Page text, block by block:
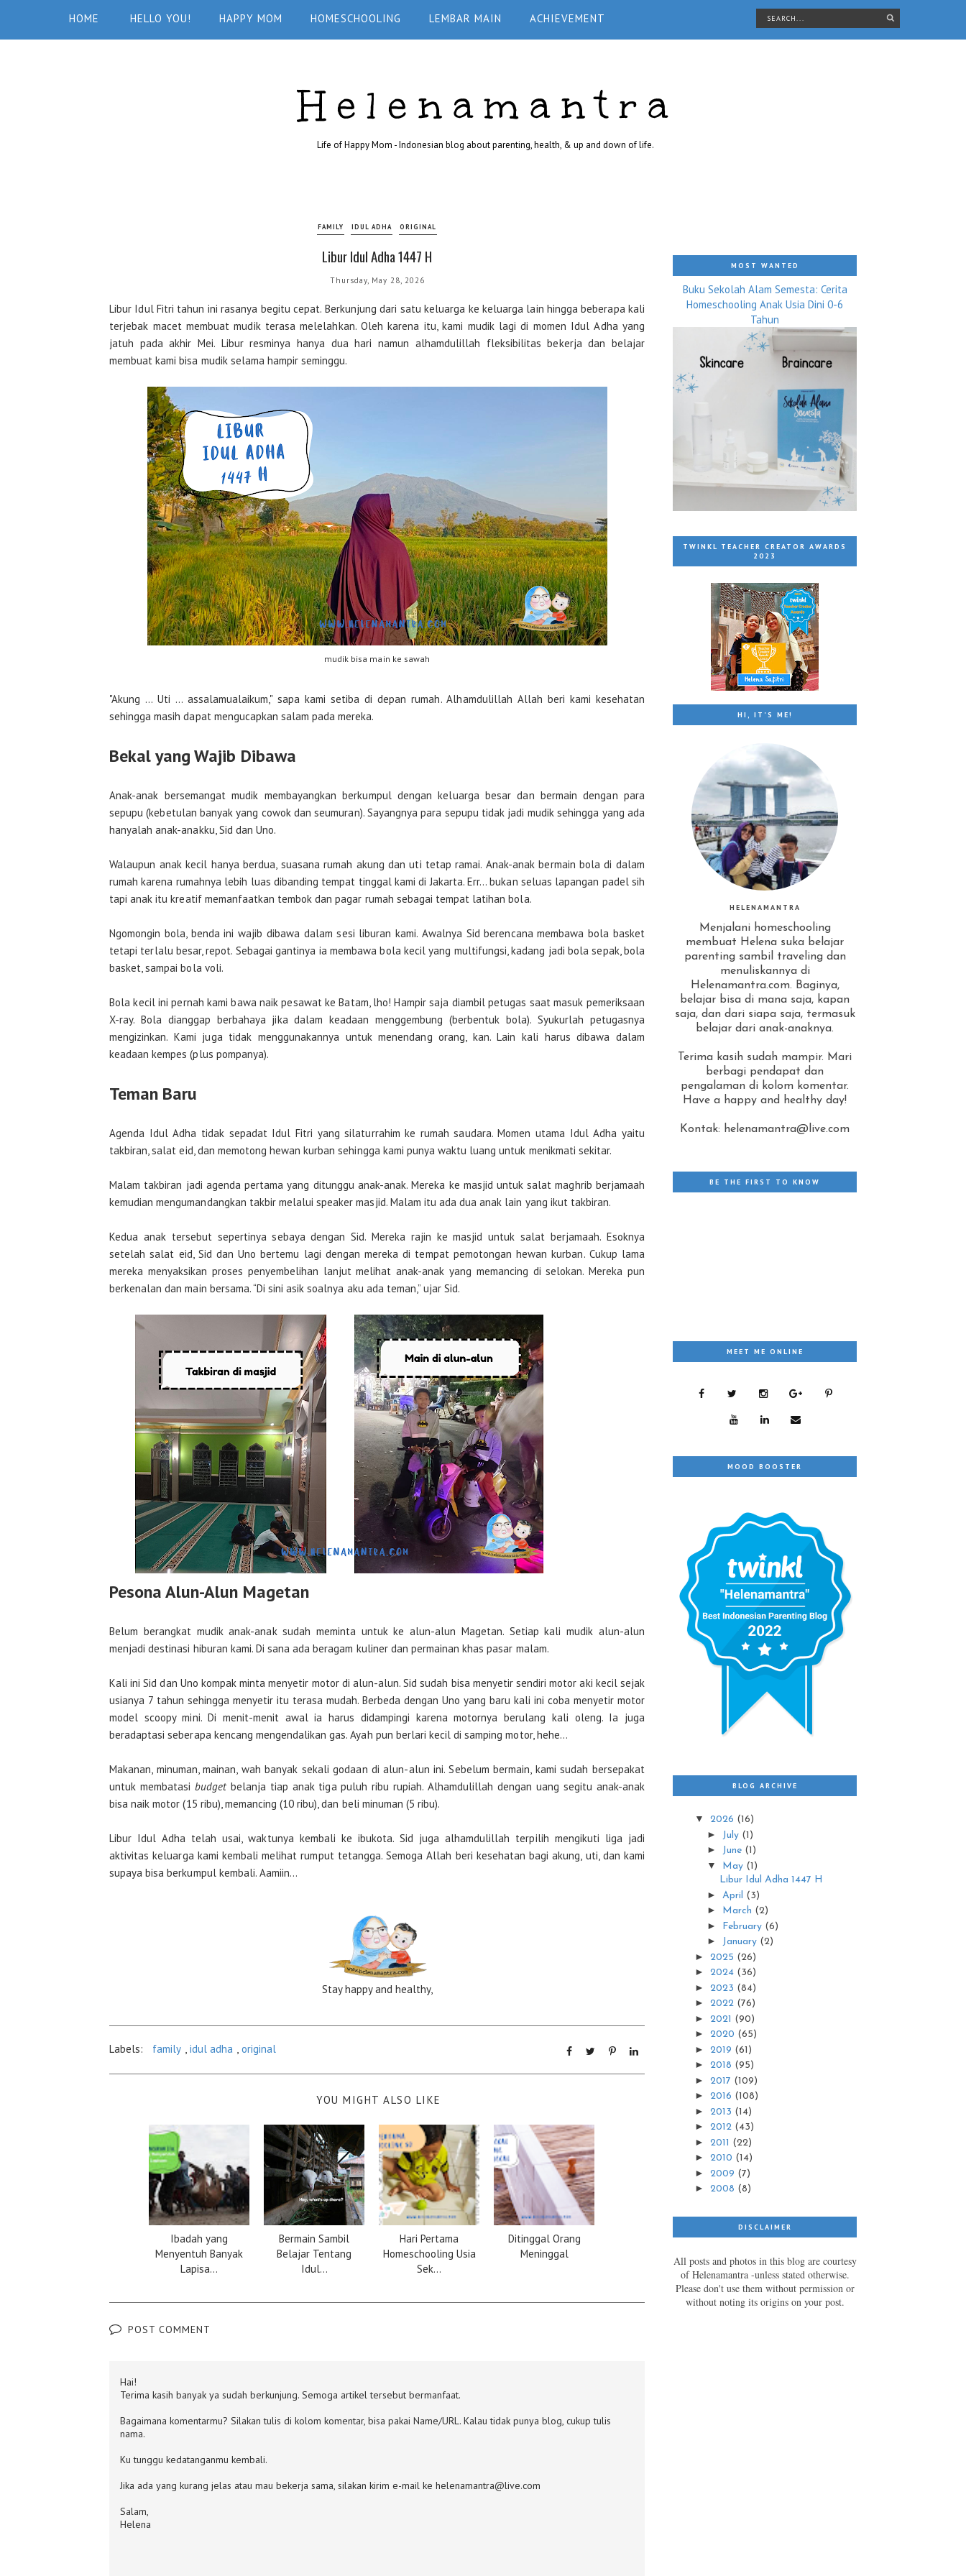
HOME HELLO YOU! HAPPY MOM HOMESCHOOLING LEMBAR MAIN ACHIEVEMENT
Helenamantra
Life of Happy Mom - Indonesian blog about parenting, health, & up and down of life.
FAMILY IDUL ADHA ORIGINAL
Libur Idul Adha 1447 H
Thursday, May 28, 2026
Libur Idul Fitri tahun ini rasanya begitu cepat. Berkunjung dari satu keluarga ke keluarga lain hingga beberapa kali
terjebak macet membuat mudik terasa melelahkan. Oleh karena itu, kami mudik lagi di momen Idul Adha yang
jatuh pada akhir Mei. Libur resminya hanya dua hari namun alhamdulillah fleksibilitas bekerja dan belajar
membuat kami bisa mudik selama hampir seminggu.
mudik bisa main ke sawah
"Akung ... Uti ... assalamualaikum," sapa kami setiba di depan rumah. Alhamdulillah Allah beri kami kesehatan
sehingga masih dapat mengucapkan salam pada mereka.
Bekal yang Wajib Dibawa
Anak-anak bersemangat mudik membayangkan berkumpul dengan keluarga besar dan bermain dengan para
sepupu (kebetulan banyak yang cowok dan seumuran). Sayangnya para sepupu tidak jadi mudik sehingga yang ada
hanyalah anak-anakku, Sid dan Uno.
Walaupun anak kecil hanya berdua, suasana rumah akung dan uti tetap ramai. Anak-anak bermain bola di dalam
rumah karena rumahnya lebih luas dibanding tempat tinggal kami di Jakarta. Err… bukan seluas lapangan padel sih
tapi anak itu kreatif memanfaatkan tembok dan pagar rumah sebagai tempat latihan bola.
Ngomongin bola, benda ini wajib dibawa dalam sesi liburan kami. Awalnya Sid berencana membawa bola basket
tetapi terlalu besar, repot. Sebagai gantinya ia membawa bola kecil yang multifungsi, kadang jadi bola sepak, bola
basket, sampai bola voli.
Bola kecil ini pernah kami bawa naik pesawat ke Batam, lho! Hampir saja diambil petugas saat masuk pemeriksaan
X-ray. Bola dianggap berbahaya jika dalam keadaan menggembung (berbentuk bola). Syukurlah petugasnya
mengizinkan. Kami juga tidak menggunakannya untuk menendang orang, kan. Lain kali harus dibawa dalam
keadaan kempes (plus pompanya).
Teman Baru
Agenda Idul Adha tidak sepadat Idul Fitri yang silaturrahim ke rumah saudara. Momen utama Idul Adha yaitu
takbiran, salat eid, dan memotong hewan kurban sehingga kami punya waktu luang untuk menikmati sekitar.
Malam takbiran jadi agenda pertama yang ditunggu anak-anak. Mereka ke masjid untuk salat maghrib berjamaah
kemudian mengumandangkan takbir melalui speaker masjid. Malam itu ada dua anak lain yang ikut takbiran.
Kedua anak tersebut sepertinya sebaya dengan Sid. Mereka rajin ke masjid untuk salat berjamaah. Esoknya
setelah salat eid, Sid dan Uno bertemu lagi dengan mereka di tempat pemotongan hewan kurban. Cukup lama
mereka menyaksikan proses penyembelihan lanjut melihat anak-anak yang memancing di selokan. Mereka pun
berkenalan dan main bersama. “Di sini asik soalnya aku ada teman,” ujar Sid.
Pesona Alun-Alun Magetan
Belum berangkat mudik anak-anak sudah meminta untuk ke alun-alun Magetan. Setiap kali mudik alun-alun
menjadi destinasi hiburan kami. Di sana ada beragam kuliner dan permainan khas pasar malam.
Kali ini Sid dan Uno kompak minta menyetir motor di alun-alun. Sid sudah bisa menyetir sendiri motor aki kecil sejak
usianya 7 tahun sehingga menyetir itu terasa mudah. Berbeda dengan Uno yang baru kali ini coba menyetir motor
model scoopy mini. Di menit-menit awal ia harus didampingi karena motornya berulang kali oleng. Ia juga
beradaptasi seberapa kencang mengendalikan gas. Ayah pun berlari kecil di samping motor, hehe…
Makanan, minuman, mainan, wah banyak sekali godaan di alun-alun ini. Sebelum bermain, kami sudah bersepakat
untuk membatasi budgetbelanja tiap anak tiga puluh ribu rupiah. Alhamdulillah dengan uang segitu anak-anak
bisa naik motor (15 ribu), memancing (10 ribu), dan beli minuman (5 ribu).
Libur Idul Adha telah usai, waktunya kembali ke ibukota. Sid juga alhamdulillah terpilih mengikuti liga jadi
aktivitas keluarga kami kembali melihat rumput tetangga. Semoga Allah beri kesehatan bagi akung, uti, dan kami
supaya bisa berkumpul kembali. Aamiin…
Stay happy and healthy,
Labels: family , idul adha , original
YOU MIGHT ALSO LIKE
Ibadah yang
Menyentuh Banyak
Lapisa...
Bermain Sambil
Belajar Tentang
Idul...
Hari Pertama
Homeschooling Usia
Sek...
Ditinggal Orang
Meninggal
POST COMMENT
Hai!
Terima kasih banyak ya sudah berkunjung. Semoga artikel tersebut bermanfaat.
Bagaimana komentarmu? Silakan tulis di kolom komentar, bisa pakai Name/URL. Kalau tidak punya blog, cukup tulis
nama.
Ku tunggu kedatanganmu kembali.
Jika ada yang kurang jelas atau mau bekerja sama, silakan kirim e-mail ke helenamantra@live.com
Salam,
Helena
MOST WANTED
Buku Sekolah Alam Semesta: Cerita
Homeschooling Anak Usia Dini 0-6
Tahun
TWINKL TEACHER CREATOR AWARDS
2023
HI, IT'S ME!
HELENAMANTRA
Menjalani homeschooling
membuat Helena suka belajar
parenting sambil traveling dan
menuliskannya di
Helenamantra.com. Baginya,
belajar bisa di mana saja, kapan
saja, dan dari siapa saja, termasuk
belajar dari anak-anaknya.
Terima kasih sudah mampir. Mari
berbagi pendapat dan
pengalaman di kolom komentar.
Have a happy and healthy day!
Kontak: helenamantra@live.com
BE THE FIRST TO KNOW
MEET ME ONLINE
MOOD BOOSTER
BLOG ARCHIVE
▼ 2026 (16)
► July (1)
► June (1)
▼ May (1)
Libur Idul Adha 1447 H
► April (3)
► March (2)
► February (6)
► January (2)
► 2025 (26)
► 2024 (36)
► 2023 (84)
► 2022 (76)
► 2021 (90)
► 2020 (65)
► 2019 (61)
► 2018 (95)
► 2017 (109)
► 2016 (108)
► 2013 (14)
► 2012 (43)
► 2011 (22)
► 2010 (14)
► 2009 (7)
► 2008 (8)
DISCLAIMER
All posts and photos in this blog are courtesy
of Helenamantra -unless stated otherwise.
Please don't use them without permission or
without noting its origins on your post.